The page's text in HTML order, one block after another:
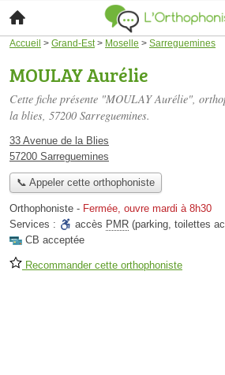
Accueil > Grand-Est> Moselle > Sarreguemines
MOULAY Aurélie
Cette fiche présente "MOULAY Aurélie",
la blies, 57200 Sarreguemines.
33 Avenue de la Blies
57200 Sarreguemines
📞 Appeler cette orthophoniste
Orthophoniste - Fermée, ouvre mardi à 8h30
Services :
accès PMR (parking, toilettes
CB acceptée
Recommander cette orthophoniste